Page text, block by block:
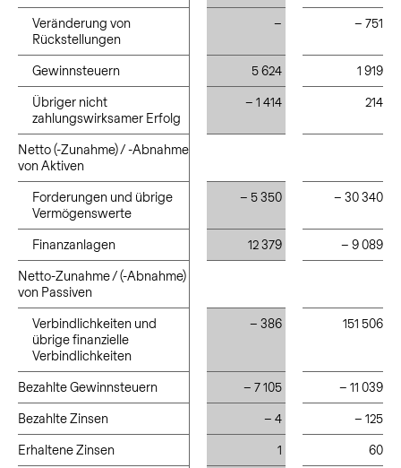
Veränderung von
Rückstellungen
– – 751
Gewinnsteuern 5 624 1 919
Übriger nicht
zahlungswirksamer Erfolg
– 1 414 214
Netto (-Zunahme) / -Abnahme
von Aktiven
Forderungen und übrige
Vermögenswerte
– 5 350 – 30 340
Finanzanlagen 12 379 – 9 089
Netto-Zunahme / (-Abnahme)
von Passiven
Verbindlichkeiten und
übrige finanzielle
Verbindlichkeiten
– 386 151 506
Bezahlte Gewinnsteuern – 7 105 – 11 039
Bezahlte Zinsen – 4 – 125
Erhaltene Zinsen 1 60
Veränderung von
Rückstellungen
Gewinnsteuern
Übriger nicht
zahlungswirksamer Erfolg
Netto (-Zunahme) / -Abnahme
von Aktiven
Forderungen und übrige
Vermögenswerte
Finanzanlagen
Netto-Zunahme / (-Abnahme)
von Passiven
Verbindlichkeiten und
übrige finanzielle
Verbindlichkeiten
Bezahlte Gewinnsteuern
Bezahlte Zinsen
Erhaltene Zinsen